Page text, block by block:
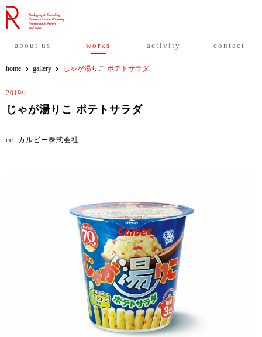
about us works activity contact
home gallery じゃが湯りこ ポテトサラダ
2019年
じゃが湯りこ ポテトサラダ
cd. カルビー株式会社